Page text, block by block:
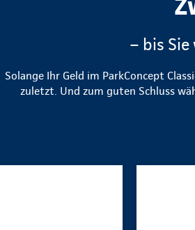
– bis
Solange Ihr Geld im ParkConcept
zuletzt. Und zum guten Schluss